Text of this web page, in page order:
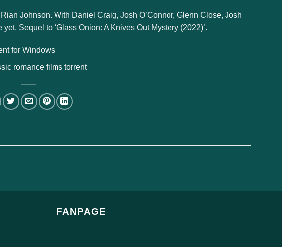
Johnson. With Daniel Craig, Josh O’Connor, Glenn Close, Josh
Sequel to ‘Glass Onion: A Knives Out Mystery (2022)’.
for Windows
romance films torrent
FANPAGE